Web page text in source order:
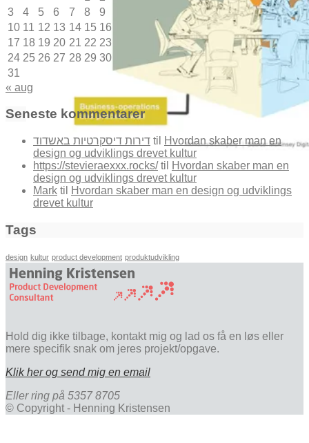
3
4 5 6 7 8
9
10 11 12 13 14 15 16
17 18 19 20 21 22 23
24 25 26 27 28 29 30
31
« aug
Seneste kommentarer
דירות דיסקרטיות באשדוד til
Hvordan skaber man en
design og udviklings drevet kultur
https://stevieraexxx.rocks/til
Hvordan skaber man en
design og udviklings drevet kultur
Mark til
Hvordan skaber man en design og udviklings
drevet kultur
Tags
design kultur product development produktudvikling
Hold dig ikke tilbage, kontakt mig og lad os få en løs eller
mere specifik snak om jeres projekt/opgave.
Klik her og send mig en email
Eller ring på 5357 8705
© Copyright - Henning Kristensen